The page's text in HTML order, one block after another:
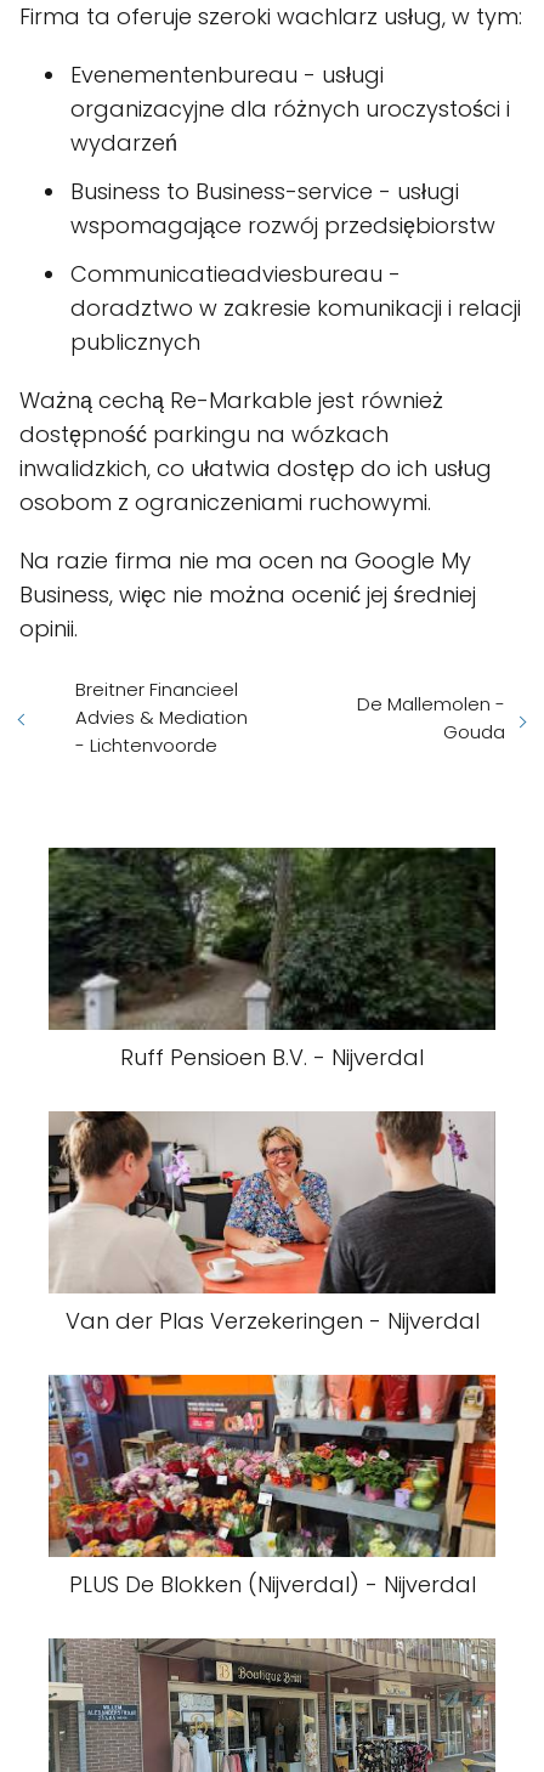
Firma ta oferuje szeroki wachlarz usług, w tym:
Evenementenbureau - usługi
organizacyjne dla różnych uroczystości i
wydarzeń
Business to Business-service - usługi
wspomagające rozwój przedsiębiorstw
Communicatieadviesbureau -
doradztwo w zakresie komunikacji i relacji
publicznych
Ważną cechą Re-Markable jest również
dostępność parkingu na wózkach
inwalidzkich, co ułatwia dostęp do ich usług
osobom z ograniczeniami ruchowymi.
Na razie firma nie ma ocen na Google My
Business, więc nie można ocenić jej średniej
opinii.
Breitner Financieel
Advies & Mediation
- Lichtenvoorde
De Mallemolen -
Gouda
Ruff Pensioen B.V. - Nijverdal
Van der Plas Verzekeringen - Nijverdal
PLUS De Blokken (Nijverdal) - Nijverdal